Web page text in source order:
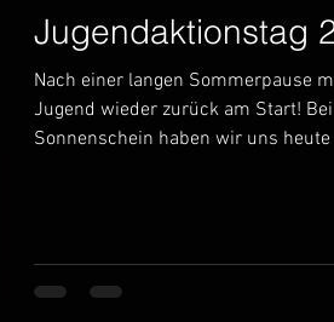
Jugendaktionstag
Nach einer langen Sommerpause
Jugend wieder zurück am Start!
Sonnenschein haben wir uns